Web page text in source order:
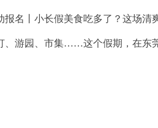
报名丨小长假美食吃多了？这场清
、游园、市集……这个假期，在东